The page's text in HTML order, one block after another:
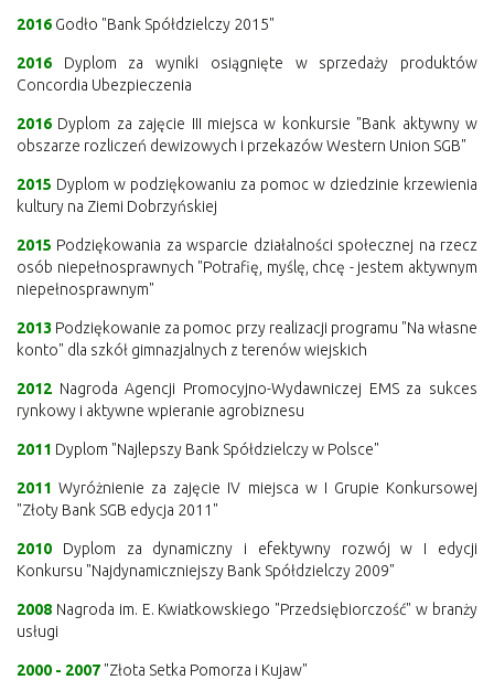
2016 Godło "Bank Spółdzielczy 2015"
2016 Dyplom za wyniki osiągnięte w sprzedaży produktów
Concordia Ubezpieczenia
2016 Dyplom za zajęcie III miejsca w konkursie "Bank aktywny w
obszarze rozliczeń dewizowych i przekazów Western Union SGB"
2015 Dyplom w podziękowaniu za pomoc w dziedzinie krzewienia
kultury na Ziemi Dobrzyńskiej
2015 Podziękowania za wsparcie działalności społecznej na rzecz
osób niepełnosprawnych "Potrafię, myślę, chcę - jestem aktywnym
niepełnosprawnym"
2013 Podziękowanie za pomoc przy realizacji programu "Na własne
konto" dla szkół gimnazjalnych z terenów wiejskich
2012 Nagroda Agencji Promocyjno-Wydawniczej EMS za sukces
rynkowy i aktywne wpieranie agrobiznesu
2011 Dyplom "Najlepszy Bank Spółdzielczy w Polsce"
2011 Wyróżnienie za zajęcie IV miejsca w I Grupie Konkursowej
"Złoty Bank SGB edycja 2011"
2010 Dyplom za dynamiczny i efektywny rozwój w I edycji
Konkursu "Najdynamiczniejszy Bank Spółdzielczy 2009"
2008 Nagroda im. E. Kwiatkowskiego "Przedsiębiorczość" w branży
usługi
2000 - 2007 "Złota Setka Pomorza i Kujaw"